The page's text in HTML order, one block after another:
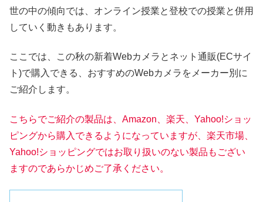
世の中の傾向では、オンライン授業と登校での授業と併用
していく動きもあります。
ここでは、この秋の新着Webカメラとネット通販(ECサイ
ト)で購入できる、おすすめのWebカメラをメーカー別に
ご紹介します。
こちらでご紹介の製品は、Amazon、楽天、Yahoo!ショッ
ピングから購入できるようになっていますが、楽天市場、
Yahoo!ショッピングではお取り扱いのない製品もござい
ますのであらかじめご了承ください。